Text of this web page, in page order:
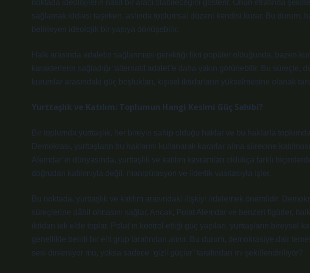
noktada ideolojilerin nasıl bir aracı olabileceğini gösterir. Onun etrafında
sağlamak iddiası taşırken, aslında toplumsal düzeni kendisi kurar. Bu durum,
belirleyen ideolojik bir yapıya dönüşebilir.
Halk arasında adaletin sağlanması gerektiği fikri popüler olduğunda, bazen
karakterlerin sağladığı “alternatif adalet”e daha yakın görünebilir. Bu süreçte,
kurumlar arasındaki güç boşlukları, kişisel iktidarların yükselmesine olanak
Yurttaşlık ve Katılım: Toplumun Hangi Kesimi Güç Sahibi?
Bir toplumda yurttaşlık, her bireyin sahip olduğu haklar ve bu haklarla
Demokrasi, yurttaşların bu haklarını kullanarak kararlar alma sürecine
Alemdar’ın dünyasında, yurttaşlık ve katılım kavramları oldukça farklı
doğrudan katılımıyla değil, manipülasyon ve liderlik vasıtasıyla işler.
Bu noktada, yurttaşlık ve katılım arasındaki ilişkiyi irdelemek önemlidir.
süreçlerine dâhil olmasını sağlar. Ancak, Polat Alemdar ve benzeri figürler,
iktidarı tek elde toplar. Polat’ın kontrol ettiği güç yapıları, yurttaşların bireysel
genellikle belirli bir elit grup tarafından alınır. Bu durum, demokrasiye dair
sesi dinleniyor mu, yoksa sadece “gizli güçler” tarafından mı şekillendiriliyor?